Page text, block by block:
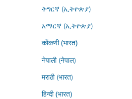
ትግርኛ (ኢትዮጵያ)
አማርኛ (ኢትዮጵያ)
कोंकणी (भारत)
नेपाली (नेपाल)
मराठी (भारत)
हिन्दी (भारत)